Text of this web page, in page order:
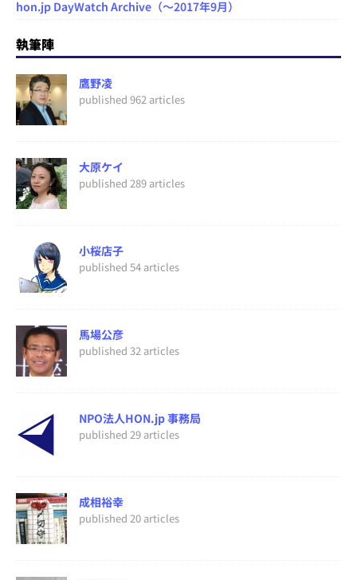
hon.jp DayWatch Archive（～2017年9月）
執筆陣
鷹野凌
published 962 articles
大原ケイ
published 289 articles
小桜店子
published 54 articles
馬場公彦
published 32 articles
NPO法人HON.jp 事務局
published 29 articles
成相裕幸
published 20 articles